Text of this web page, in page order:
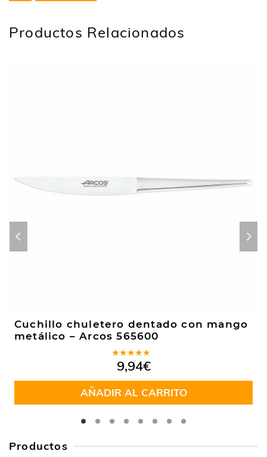
Productos Relacionados
Cuchillo chuletero dentado con mango
metálico – Arcos 565600
Valorado
en5.00de
5
9,94€
AÑADIR AL CARRITO
Productos